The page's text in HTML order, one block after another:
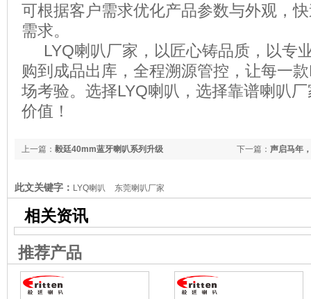
可根据客户需求优化产品参数与外观，
需求。
LYQ喇叭厂家，以匠心铸品质，以专
购到成品出库，全程溯源管控，让每一
场考验。选择LYQ喇叭，选择靠谱喇叭
价值！
下一篇： 声启马年
上一篇： 毅廷40mm蓝牙喇叭系列升级
此文关键字： LYQ喇叭 东莞喇叭厂家
相关资讯
推荐产品